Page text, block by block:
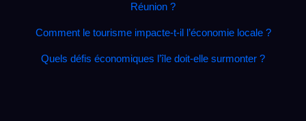
Réunion ?
Comment le tourisme impacte‑t‑il l’économie locale ?
Quels défis économiques l’île doit‑elle surmonter ?